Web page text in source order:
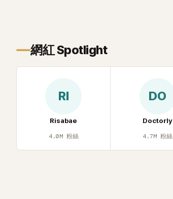
網紅 Spotlight
RI
Risabae
4.0M 粉絲
DO
Doctorly
4.7M 粉絲